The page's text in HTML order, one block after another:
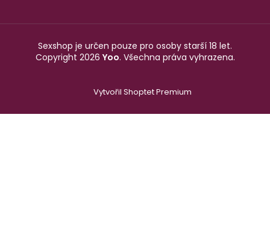
Vytvořil Shoptet Premium
Sexshop je určen pouze pro osoby starší 18 let.
Copyright 2026 Yoo. Všechna práva vyhrazena.